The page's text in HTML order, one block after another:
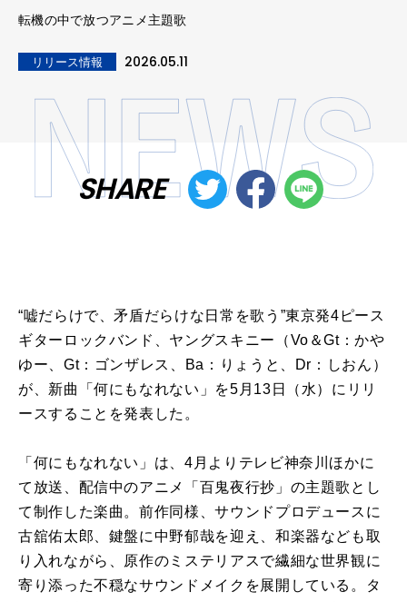
転機の中で放つアニメ主題歌
リリース情報 2026.05.11
SHARE
“嘘だらけで、矛盾だらけな日常を歌う”東京発4ピース
ギターロックバンド、ヤングスキニー（Vo＆Gt：かや
ゆー、Gt：ゴンザレス、Ba：りょうと、Dr：しおん）
が、新曲「何にもなれない」を5月13日（水）にリリ
ースすることを発表した。
「何にもなれない」は、4月よりテレビ神奈川ほかに
て放送、配信中のアニメ「百鬼夜行抄」の主題歌とし
て制作した楽曲。前作同様、サウンドプロデュースに
古舘佑太郎、鍵盤に中野郁哉を迎え、和楽器なども取
り入れながら、原作のミステリアスで繊細な世界観に
寄り添った不穏なサウンドメイクを展開している。タ